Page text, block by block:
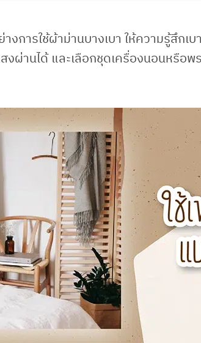
งการใช้ผ้าม่านบางเบา ให้ความรู้สึกเ
งผ่านได้ และเลือกชุดเครื่องนอนหรือ